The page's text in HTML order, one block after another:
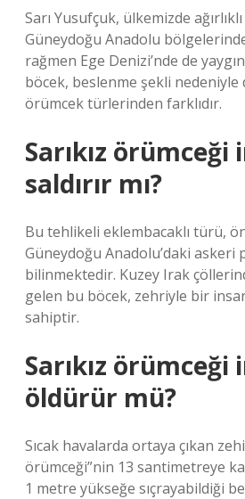
Sarı Yusufçuk, ülkemizde
Güneydoğu Anadolu
rağmen Ege Denizi’nde de
böcek, beslenme şekli
örümcek türlerinden farklıdır.
Sarıkız örümceği
saldırır mı?
Bu tehlikeli eklembacaklı türü,
Güneydoğu Anadolu’daki askeri
bilinmektedir. Kuzey Irak
gelen bu böcek, zehriyle bir
sahiptir.
Sarıkız örümceği
öldürür mü?
Sıcak havalarda ortaya çıkan
örümceği”nin 13 santimetreye
1 metre yükseğe sıçrayabildiği